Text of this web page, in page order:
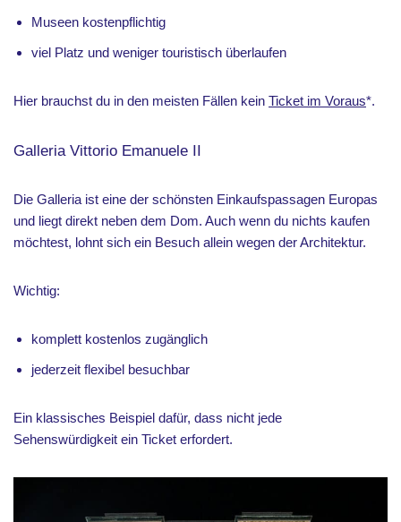
Museen kostenpflichtig
viel Platz und weniger touristisch überlaufen
Hier brauchst du in den meisten Fällen kein Ticket im Voraus*.
Galleria Vittorio Emanuele II
Die Galleria ist eine der schönsten Einkaufspassagen Europas
und liegt direkt neben dem Dom. Auch wenn du nichts kaufen
möchtest, lohnt sich ein Besuch allein wegen der Architektur.
Wichtig:
komplett kostenlos zugänglich
jederzeit flexibel besuchbar
Ein klassisches Beispiel dafür, dass nicht jede
Sehenswürdigkeit ein Ticket erfordert.